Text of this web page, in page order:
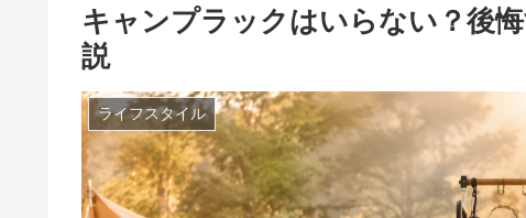
キャンプラックはいらない？後
説
ライフスタイル